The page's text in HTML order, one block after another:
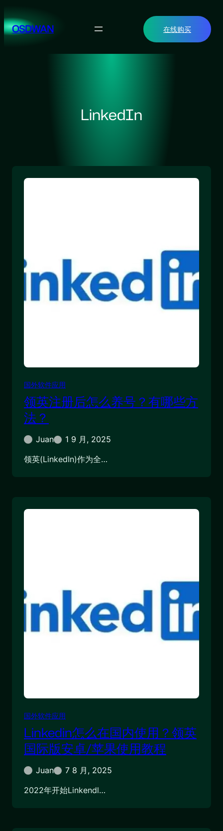
至
内OSDWAN 在线购买
LinkedIn
国外软件应用
领英注册后怎么养号？有哪些方
法？
Juan
1 9 月, 2025
领英(LinkedIn)作为全…
国外软件应用
Linkedin怎么在国内使用？领英
国际版安卓/苹果使用教程
Juan
7 8 月, 2025
2022年开始Linkendl…